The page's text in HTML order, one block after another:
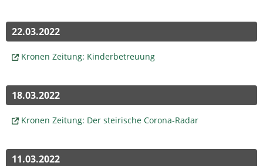
22.03.2022
Kronen Zeitung: Kinderbetreuung
18.03.2022
Kronen Zeitung: Der steirische Corona-Radar
11.03.2022